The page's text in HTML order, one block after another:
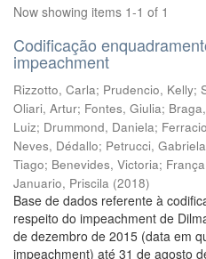
Now showing items 1-1 of 1
Codificação
impeachment
Rizzotto, Carla; Prudencio, Kelly;
Oliari, Artur; Fontes, Giulia;
Luiz; Drummond, Daniela;
Neves, Dédallo; Petrucci, Gabriela
Tiago; Benevides, Victoria;
Januario, Priscila (2018)
Base de dados referente à
respeito do impeachment de
de dezembro de 2015 (data em
impeachment) até 31 de agosto